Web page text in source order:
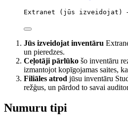
Extranet (jūs izveidojat)
Jūs izveidojat inventāru
un pieredzes.
Ceļotāji pārlūko šo inventāru
izmantojot kopīgojamas saites,
Filiāles atrod jūsu inventāru
režģus, un pārdod to savai
Numuru tipi